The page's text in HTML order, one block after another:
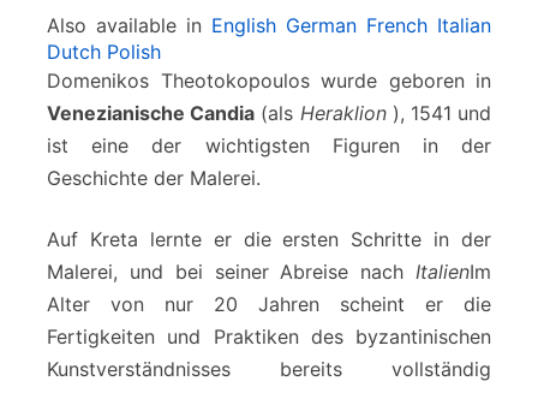
E
G
r
e
Also available in English German French Italian
Dutch Polish
Domenikos Theotokopoulos wurde geboren in
Venezianische Candia (als Heraklion), 1541 und
ist eine der wichtigsten Figuren in der
Geschichte der Malerei.
Auf Kreta lernte er die ersten Schritte in der
Malerei, und bei seiner Abreise nach ItalienIm
Alter von nur 20 Jahren scheint er die
Fertigkeiten und Praktiken des byzantinischen
Kunstverständnisses bereits vollständig